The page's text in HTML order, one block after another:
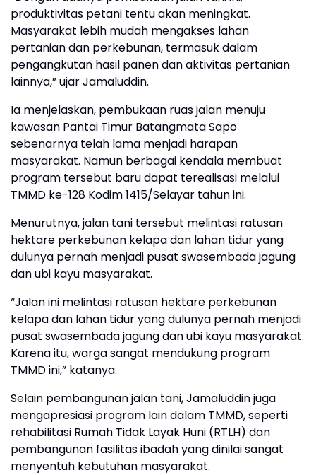
produktivitas petani tentu akan meningkat.
Masyarakat lebih mudah mengakses lahan
pertanian dan perkebunan, termasuk dalam
pengangkutan hasil panen dan aktivitas pertanian
lainnya,” ujar Jamaluddin.
Ia menjelaskan, pembukaan ruas jalan menuju
kawasan Pantai Timur Batangmata Sapo
sebenarnya telah lama menjadi harapan
masyarakat. Namun berbagai kendala membuat
program tersebut baru dapat terealisasi melalui
TMMD ke-128 Kodim 1415/Selayar tahun ini.
Menurutnya, jalan tani tersebut melintasi ratusan
hektare perkebunan kelapa dan lahan tidur yang
dulunya pernah menjadi pusat swasembada jagung
dan ubi kayu masyarakat.
“Jalan ini melintasi ratusan hektare perkebunan
kelapa dan lahan tidur yang dulunya pernah menjadi
pusat swasembada jagung dan ubi kayu masyarakat.
Karena itu, warga sangat mendukung program
TMMD ini,” katanya.
Selain pembangunan jalan tani, Jamaluddin juga
mengapresiasi program lain dalam TMMD, seperti
rehabilitasi Rumah Tidak Layak Huni (RTLH) dan
pembangunan fasilitas ibadah yang dinilai sangat
menyentuh kebutuhan masyarakat.